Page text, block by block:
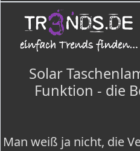
Solar
Funktion - die
Man weiß ja nicht, die